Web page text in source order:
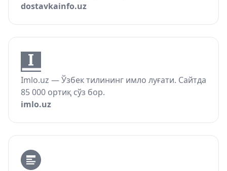
dostavkainfo.uz
Imlo.uz — Ўзбек тилининг имло луғати. Сайтда
85 000 ортиқ сўз бор.
imlo.uz